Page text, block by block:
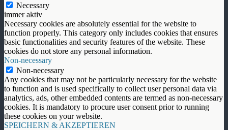
Necessary
immer aktiv
Necessary cookies are absolutely essential for the website to
function properly. This category only includes cookies that ensures
basic functionalities and security features of the website. These
cookies do not store any personal information.
Non-necessary
Non-necessary
Any cookies that may not be particularly necessary for the website
to function and is used specifically to collect user personal data via
analytics, ads, other embedded contents are termed as non-necessary
cookies. It is mandatory to procure user consent prior to running
these cookies on your website.
SPEICHERN & AKZEPTIEREN